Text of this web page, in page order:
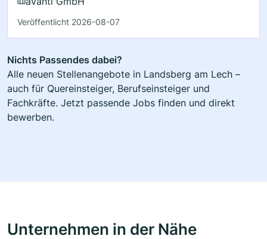
Veröffentlicht 2026-08-07
Nichts Passendes dabei?
Alle neuen Stellenangebote in Landsberg am Lech –
auch für Quereinsteiger, Berufseinsteiger und
Fachkräfte. Jetzt passende Jobs finden und direkt
bewerben.
Unternehmen in der Nähe